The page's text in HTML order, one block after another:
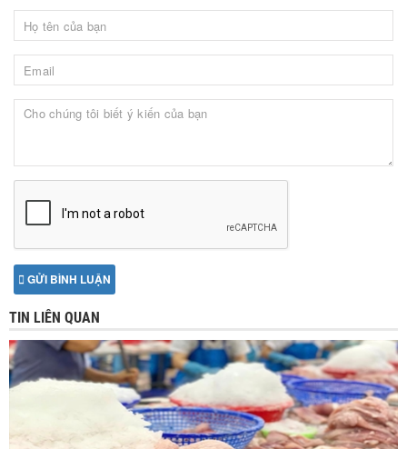
GỬI BÌNH LUẬN
TIN LIÊN QUAN